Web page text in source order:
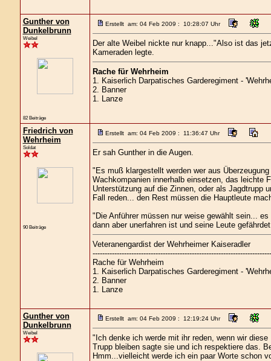
Gunther von
Dunkelbrunn
Weibel
82 Beiträge
Erstellt am: 04 Feb 2009 : 10:28:07 Uhr
Der alte Weibel nickte nur knapp..."Also ist das
Kameraden legte.
Rache für Wehrheim
1. Kaiserlich Darpatisches Garderegiment -
2. Banner
1. Lanze
Friedrich von
Wehrheim
Soldat
90 Beiträge
Erstellt am: 04 Feb 2009 : 11:36:47 Uhr
Er sah Gunther in die Augen.
"Es muß klargestellt werden wer aus
Wachkompanien innerhalb einsetzen, das leichte
Unterstützung auf die Zinnen, oder als Jagdtrupp
Fall reden... den Rest müssen die Hauptleute
"Die Anführer müssen nur weise gewählt sein...
dann aber unerfahren ist und seine Leute
Veteranengardist der Wehrheimer Kaiseradler
Rache für Wehrheim
1. Kaiserlich Darpatisches Garderegiment -
2. Banner
1. Lanze
Gunther von
Dunkelbrunn
Weibel
Erstellt am: 04 Feb 2009 : 12:19:24 Uhr
"Ich denke ich werde mit ihr reden, wenn wir
Trupp bleiben sagte sie und ich respektiere das.
Hmm...vielleicht werde ich ein paar Worte schon